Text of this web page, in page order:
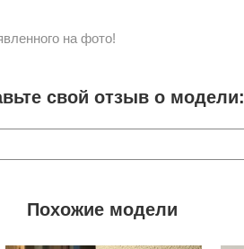
на фото!
свой отзыв о модели:
Похожие модели